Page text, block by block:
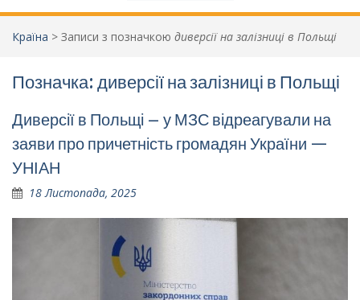
Країна > Записи з позначкою диверсії на залізниці в Польщі
Позначка: диверсії на залізниці в Польщі
Диверсії в Польщі – у МЗС відреагували на
заяви про причетність громадян України —
УНІАН
18 Листопада, 2025